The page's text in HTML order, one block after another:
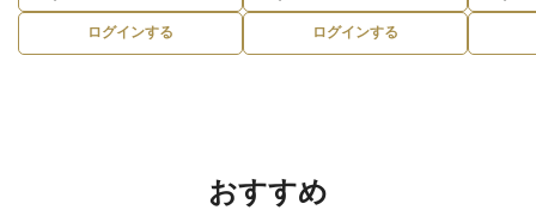
ログインする ログインする
おすすめ